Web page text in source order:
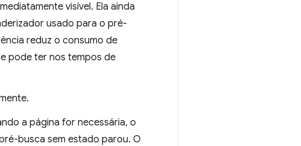
visível. Ela ainda
usado para o pré-
reduz o consumo de
pode ter nos tempos de
a página for necessária, o
busca sem estado parou. O